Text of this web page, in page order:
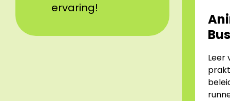
ervaring!
Leer